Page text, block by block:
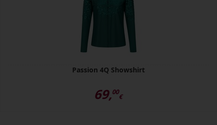
Passion 4Q Showshirt
69,00
€